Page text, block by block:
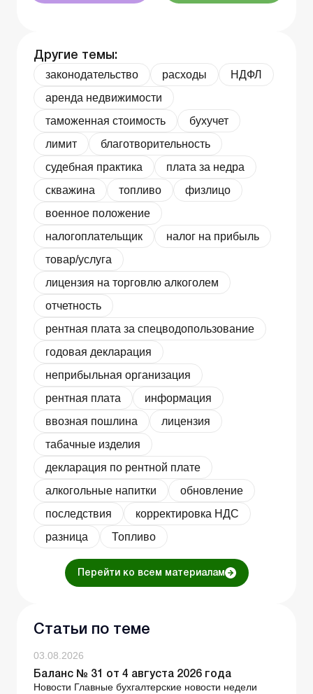
Другие темы:
законодательство расходы
НДФЛ
аренда недвижимости
таможенная стоимость
бухучет
лимит
благотворительность
судебная практика
плата за недра
скважина
топливо
физлицо
военное положение
налогоплательщик
налог на прибыль
товар/услуга
лицензия на торговлю алкоголем
отчетность
рентная плата за спецводопользование
годовая декларация
неприбыльная организация
рентная плата
информация
ввозная пошлина
лицензия
табачные изделия
декларация по рентной плате
алкогольные напитки
обновление
последствия
корректировка НДС
разница
Топливо
Перейти ко всем материалам
Статьи по теме
03.08.2026
Баланс № 31 от 4 августа 2026 года
Новости Главные бухгалтерские новости недели